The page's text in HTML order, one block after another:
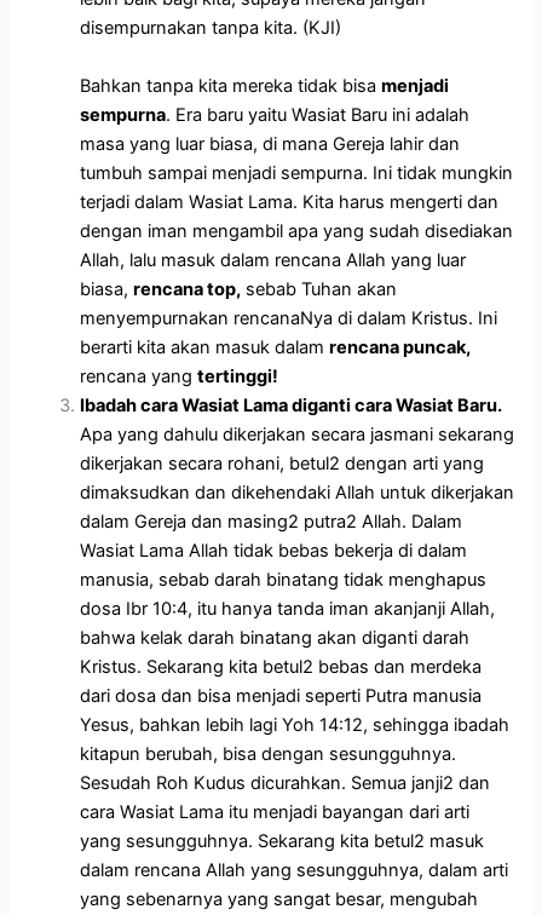
disempurnakan tanpa kita. (KJI)
Bahkan tanpa kita mereka tidak bisamenjadi
sempurna. Era baru yaitu Wasiat Baru ini adalah
masa yang luar biasa, di mana Gereja lahir dan
tumbuh sampai menjadi sempurna. Ini tidak mungkin
terjadi dalam Wasiat Lama. Kita harus mengerti dan
dengan iman mengambil apa yang sudah disediakan
Allah, lalu masuk dalam rencana Allah yang luar
biasa,rencana top, sebab Tuhan akan
menyempurnakan rencanaNya di dalam Kristus. Ini
berarti kita akan masuk dalamrencana puncak,
rencana yangtertinggi!
Ibadah cara Wasiat Lama diganti cara Wasiat Baru.
Apa yang dahulu dikerjakan secara jasmani sekarang
dikerjakan secara rohani, betul2 dengan arti yang
dimaksudkan dan dikehendaki Allah untuk dikerjakan
dalam Gereja dan masing2 putra2 Allah. Dalam
Wasiat Lama Allah tidak bebas bekerja di dalam
manusia, sebab darah binatang tidak menghapus
dosa Ibr 10:4, itu hanya tanda iman akanjanji Allah,
bahwa kelak darah binatang akan diganti darah
Kristus. Sekarang kita betul2 bebas dan merdeka
dari dosa dan bisa menjadi seperti Putra manusia
Yesus, bahkan lebih lagi Yoh 14:12, sehingga ibadah
kitapun berubah, bisa dengan sesungguhnya.
Sesudah Roh Kudus dicurahkan. Semua janji2 dan
cara Wasiat Lama itu menjadi bayangan dari arti
yang sesungguhnya. Sekarang kita betul2 masuk
dalam rencana Allah yang sesungguhnya, dalam arti
yang sebenarnya yang sangat besar, mengubah